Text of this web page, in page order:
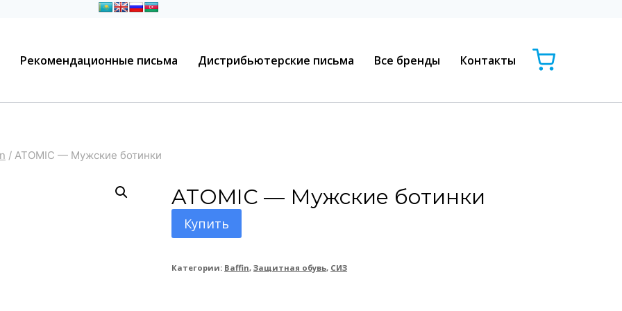
Рекомендационные письма Дистрибьютерские письма Все бренды Контакты
/ ATOMIC — Мужские ботинки
ATOMIC — Мужские ботинки
Купить
Категории: Baffin,Защитная обувь, СИЗ